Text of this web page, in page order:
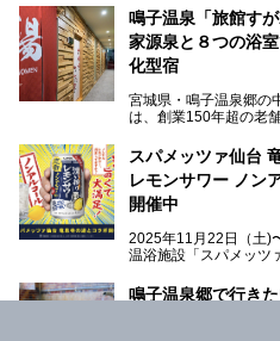
鳴子温泉「旅館す
家源泉と８つの浴
化型宿
宮城県・鳴子温泉郷の
は、創業150年超の老
を利用したサウナも新
注目のスポットです。
特筆すべきは、館内で
エーション。“温泉のデ
温泉郷の中でも、3本
力は折り紙付き。実際
の全貌を詳細レビュー
スパメッツァ仙台
レモンサワー ノン
開催中
2025年11月22日（土)
温浴施設「スパメッツ
「サッポロ 濃い搾りレ
配布します。さらに
鳴子温泉郷で行き